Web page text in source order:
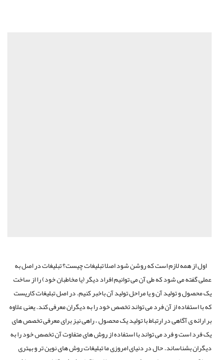
اول از همه لازم است که روشن شود اصلا تبلیغات چیست؟ تبلیغات در اصل به
عملی گفته می شود که طی آن می توانیم افراد دیگر (یا مخاطبان خود) را از ساخت
یک محصول و تولید آن و یا مراحل تولید آن باخبر کنیم. در اصل تبلیغات کاریست
که با استفاده از آن فرد می تواند تخصص خود را به دیگران معرفی کند. یعنی علاوه
بر ارائه ی آگاهی در ارتباط با تولید یک محصول ، راهی نیز برای معرفی تخصص های
یک فرد است و فرد می تواند با استفاده از روش های متفاوت آن تخصص خود را به
دیگران بشناساند. حال در دنیای امروزی ما تبلیغات روش های نوین تر و بهتری